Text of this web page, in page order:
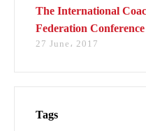
The International
Federation
27 June، 2017
Tags